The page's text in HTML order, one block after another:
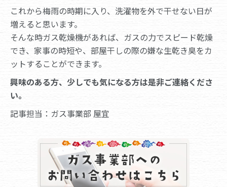
これから梅雨の時期に入り、洗濯物を外で干せない日が
増えると思います。
そんな時ガス乾燥機があれば、ガスの力でスピード乾燥
でき、家事の時短や、部屋干しの際の嫌な生乾き臭をカ
ットすることができます。
興味のある方、少しでも気になる方は是非ご連絡くださ
い。
記事担当：ガス事業部 屋宜